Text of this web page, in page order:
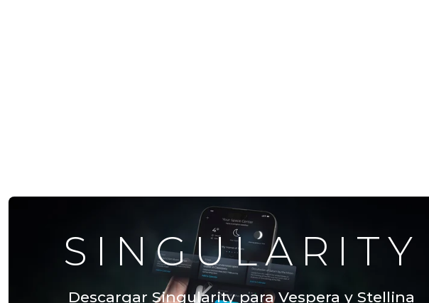
SINGULARITY
Descargar Singularity para Vespera y Stellina